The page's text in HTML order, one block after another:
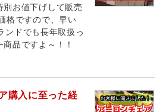
お値下げして販売
格ですので、早い
ンドでも長年取扱っ
品ですよ～！！
購入に至った経